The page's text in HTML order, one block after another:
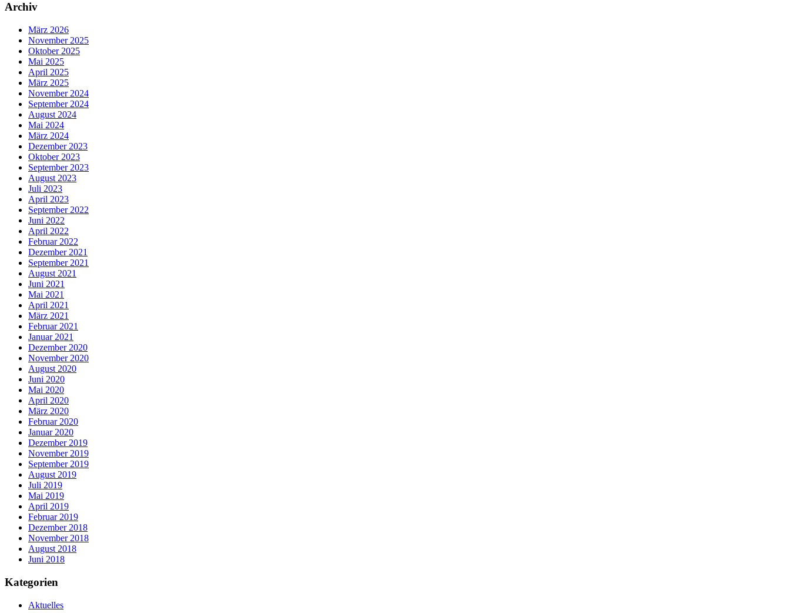
Archiv
März 2026
November 2025
Oktober 2025
Mai 2025
April 2025
März 2025
November 2024
September 2024
August 2024
Mai 2024
März 2024
Dezember 2023
Oktober 2023
September 2023
August 2023
Juli 2023
April 2023
September 2022
Juni 2022
April 2022
Februar 2022
Dezember 2021
September 2021
August 2021
Juni 2021
Mai 2021
April 2021
März 2021
Februar 2021
Januar 2021
Dezember 2020
November 2020
August 2020
Juni 2020
Mai 2020
April 2020
März 2020
Februar 2020
Januar 2020
Dezember 2019
November 2019
September 2019
August 2019
Juli 2019
Mai 2019
April 2019
Februar 2019
Dezember 2018
November 2018
August 2018
Juni 2018
Kategorien
Aktuelles